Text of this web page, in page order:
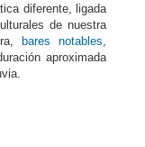
diferente, ligada
de nuestra
bares notables,
aproximada